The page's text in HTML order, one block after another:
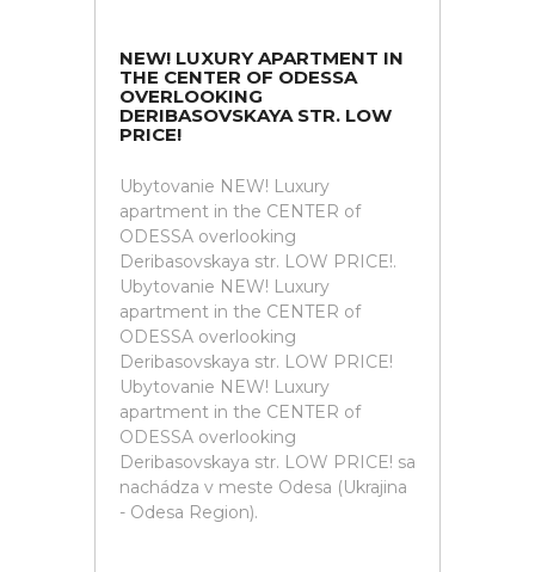
NEW! LUXURY APARTMENT IN
THE CENTER OF ODESSA
OVERLOOKING
DERIBASOVSKAYA STR. LOW
PRICE!
Ubytovanie NEW! Luxury
apartment in the CENTER of
ODESSA overlooking
Deribasovskaya str. LOW PRICE!.
Ubytovanie NEW! Luxury
apartment in the CENTER of
ODESSA overlooking
Deribasovskaya str. LOW PRICE!
Ubytovanie NEW! Luxury
apartment in the CENTER of
ODESSA overlooking
Deribasovskaya str. LOW PRICE! sa
nachádza v meste Odesa (Ukrajina
- Odesa Region).